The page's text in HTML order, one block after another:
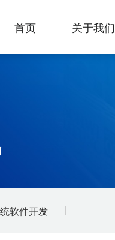
首页 关于我们
软件开发